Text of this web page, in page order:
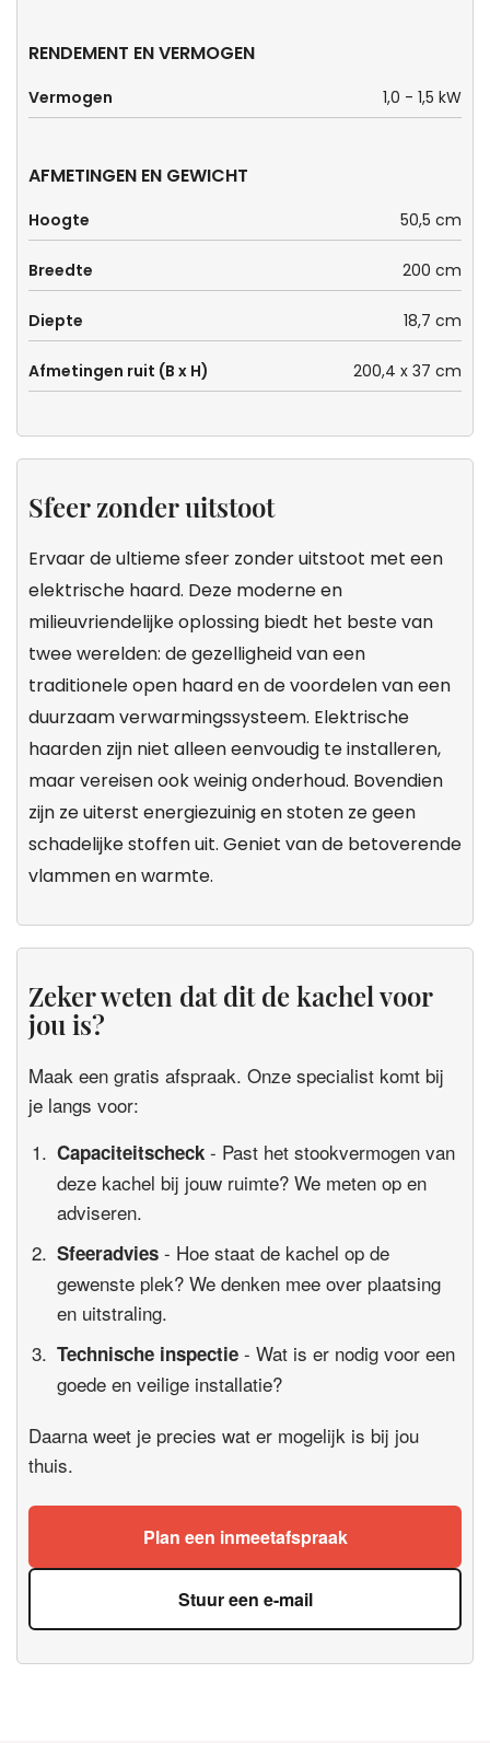
RENDEMENT EN VERMOGEN
Vermogen 1,0 - 1,5 kW
AFMETINGEN EN GEWICHT
Hoogte 50,5 cm
Breedte 200 cm
Diepte 18,7 cm
Afmetingen ruit (B x H) 200,4 x 37 cm
Sfeer zonder uitstoot
Ervaar de ultieme sfeer zonder uitstoot met een
elektrische haard. Deze moderne en
milieuvriendelijke oplossing biedt het beste van
twee werelden: de gezelligheid van een
traditionele open haard en de voordelen van een
duurzaam verwarmingssysteem. Elektrische
haarden zijn niet alleen eenvoudig te installeren,
maar vereisen ook weinig onderhoud. Bovendien
zijn ze uiterst energiezuinig en stoten ze geen
schadelijke stoffen uit. Geniet van de betoverende
vlammen en warmte.
Zeker weten dat dit de kachel voor
jou is?
Maak een gratis afspraak. Onze specialist komt bij
je langs voor:
Capaciteitscheck - Past het stookvermogen van
deze kachel bij jouw ruimte? We meten op en
adviseren.
Sfeeradvies - Hoe staat de kachel op de
gewenste plek? We denken mee over plaatsing
en uitstraling.
Technische inspectie - Wat is er nodig voor een
goede en veilige installatie?
Daarna weet je precies wat er mogelijk is bij jou
thuis.
Plan een inmeetafspraak
Stuur een e-mail